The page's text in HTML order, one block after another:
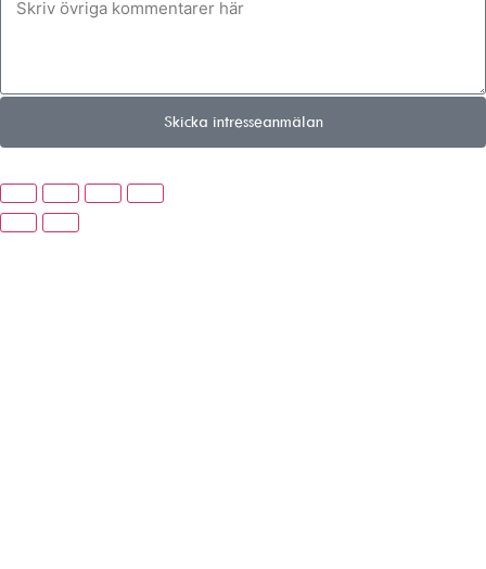
Skicka intresseanmälan